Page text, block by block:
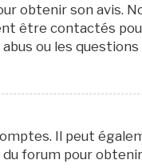
obtenir son avis.
être contactés
ou les
Il peut
forum pour obtenir